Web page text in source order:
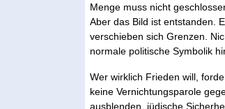
Menge muss nicht
Aber das Bild ist entstanden.
verschieben sich Grenzen.
normale politische Symbolik
Wer wirklich Frieden will,
keine Vernichtungsparole
ausblenden, jüdische